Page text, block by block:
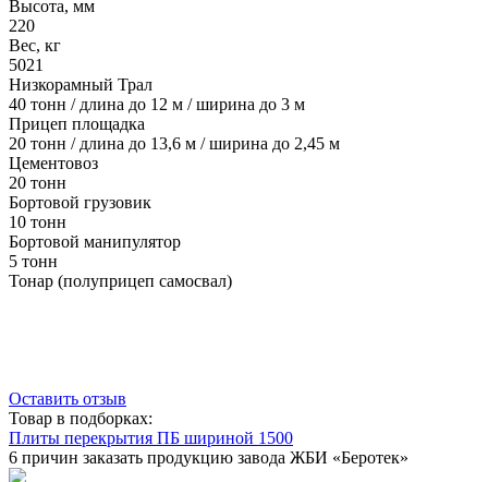
Высота, мм
220
Вес, кг
5021
Низкорамный Трал
40 тонн / длина до 12 м / ширина до 3 м
Прицеп площадка
20 тонн / длина до 13,6 м / ширина до 2,45 м
Цементовоз
20 тонн
Бортовой грузовик
10 тонн
Бортовой манипулятор
5 тонн
Тонар (полуприцеп самосвал)
Оставить отзыв
Товар в подборках:
Плиты перекрытия ПБ шириной 1500
6 причин заказать продукцию завода ЖБИ «Беротек»